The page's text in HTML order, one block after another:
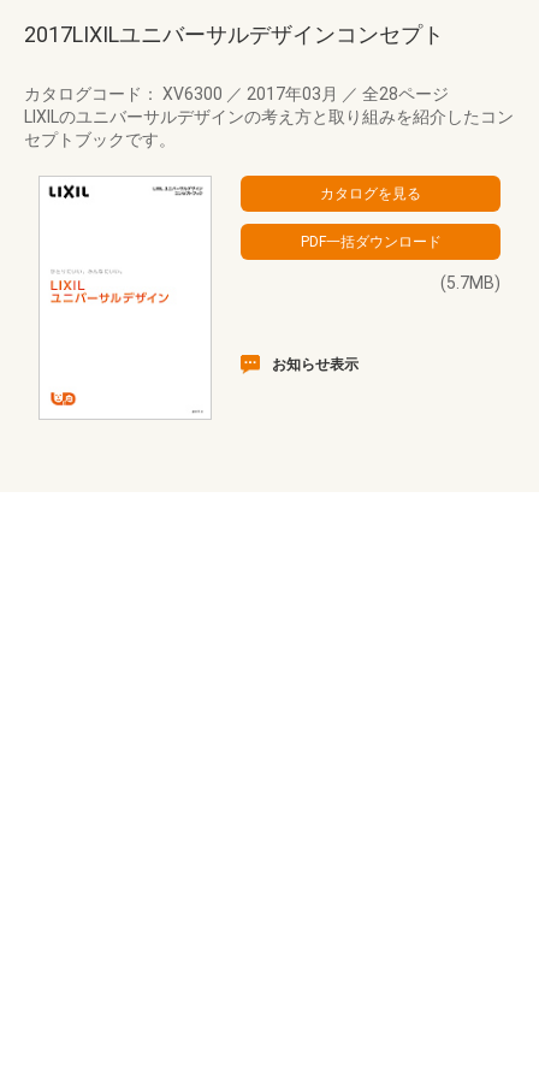
2017LIXILユニバーサルデザインコンセプト
カタログコード： XV6300 ／ 2017年03月 ／ 全28ページ
LIXILのユニバーサルデザインの考え方と取り組みを紹介したコン
セプトブックです。
(5.7MB)
お知らせ表示